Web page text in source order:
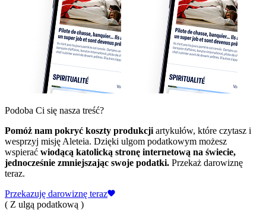
Podoba Ci się nasza treść?
Pomóż nam pokryć koszty produkcji artykułów, które czytasz i
wesprzyj misję Aleteia. Dzięki ulgom podatkowym możesz
wspierać wiodącą katolicką stronę internetową na świecie,
jednocześnie zmniejszając swoje podatki. Przekaż darowiznę
teraz.
Przekazuję darowiznę teraz
( Z ulgą podatkową )